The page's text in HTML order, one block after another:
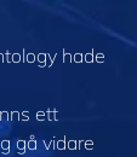
hade
ett
gå vidare